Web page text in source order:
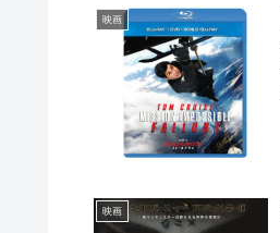
映画
映画